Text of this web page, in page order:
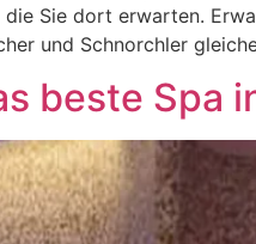
Sie dort erwarten.
und Schnorchler
beste Spa